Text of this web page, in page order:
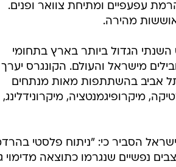
עפעפיים ומתיחת צוואר ופנים.
מהירה.
הגדול ביותר בארץ בתחומי
מישראל והעולם. הקונגרס יערך
7-8 במאי 2024 במלון הילטון תל אביב בהשתתפות מאות מנתחים
מיקרופיגמנטציה, מיקרונידלינג,
הסביר כי: "ניתוח פלסטי
נפשיים שנגרמו כתוצאה מדימוי